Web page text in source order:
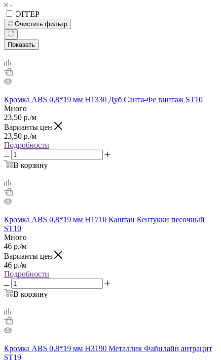
ЭГГЕР
Очистить фильтр
Показать
Кромка ABS 0,8*19 мм H1330 Дуб Санта-Фе винтаж ST10
Много
23,50 р./м
Варианты цен
23,50 р./м
Подробности
В корзину
Кромка ABS 0,8*19 мм H1710 Каштан Кентукки песочный
ST10
Много
46 р./м
Варианты цен
46 р./м
Подробности
В корзину
Кромка ABS 0,8*19 мм H3190 Металлик Файнлайн антрацит
ST19